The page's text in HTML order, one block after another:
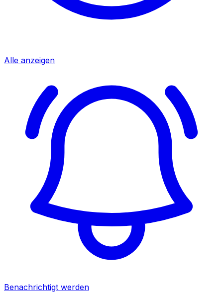
Alle anzeigen
Benachrichtigt werden